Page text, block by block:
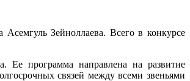
Асемгуль Зейноллаева. Всего в конкурсе
программа направлена на развитие
связей между всеми звеньями